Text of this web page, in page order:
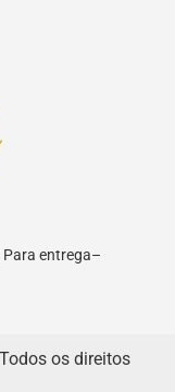
entrega–
os direitos